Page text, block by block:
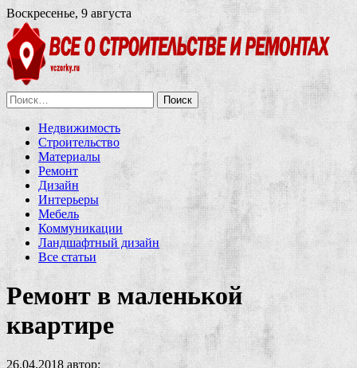
Воскресенье, 9 августа
Найти:
Недвижимость
Строительство
Материалы
Ремонт
Дизайн
Интерьеры
Мебель
Коммуникации
Ландшафтный дизайн
Все статьи
Ремонт в маленькой
квартире
26.04.2018 автор: